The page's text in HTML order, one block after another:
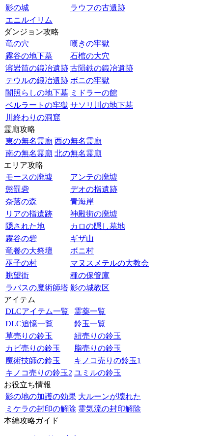
影の城
ラウフの古遺跡
エニルイリム
ダンジョン攻略
竜の穴
嘆きの牢獄
霧谷の地下墓
石棺の大穴
溶岩筒の鍛冶遺跡 古隕鉄の鍛冶遺跡
テウルの鍛冶遺跡 ボニの牢獄
闇照らしの地下墓 ミドラーの館
ベルラートの牢獄 サソリ川の地下墓
川終わりの洞窟
霊廟攻略
東の無名霊廟 西の無名霊廟
南の無名霊廟 北の無名霊廟
エリア攻略
モースの廃墟
アンテの廃墟
懲罰砦
デオの指遺跡
奈落の森
青海岸
リアの指遺跡
神殿街の廃墟
隠された地
カロの隠し墓地
霧谷の砦
ギザ山
竜餐の大祭壇
ボニ村
巫子の村
マヌスメテルの大教会
眺望街
種の保管庫
ラバスの魔術師塔 影の城教区
アイテム
DLCアイテム一覧
霊薬一覧
DLC追憶一覧
鈴玉一覧
草売りの鈴玉
紐売りの鈴玉
カビ売りの鈴玉
脂売りの鈴玉
魔術技師の鈴玉
キノコ売りの鈴玉1
キノコ売りの鈴玉2 ユミルの鈴玉
お役立ち情報
影の地の加護の効果 大ルーンが壊れた
ミケラの封印の解除 霊気流の封印解除
本編攻略ガイド